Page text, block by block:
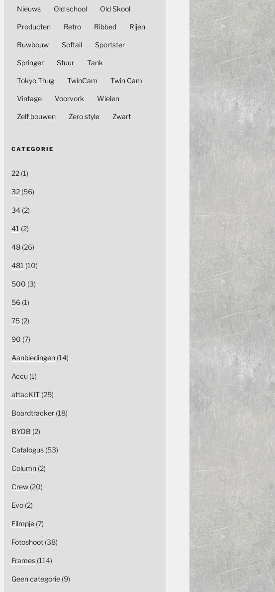
Nieuws Old school Old Skool
Producten Retro Ribbed Rijen
Ruwbouw Softail Sportster
Springer Stuur Tank
Tokyo Thug TwinCam Twin Cam
Vintage Voorvork Wielen
Zelf bouwen Zero style Zwart
CATEGORIE
22(1)
32(56)
34(2)
41 (2)
48(26)
481 (10)
500 (3)
56(1)
75(2)
90 (7)
Aanbiedingen(14)
Accu (1)
attacKIT(25)
Boardtracker(18)
BYOB (2)
Catalogus(53)
Column(2)
Crew(20)
Evo(2)
Filmpje(7)
Fotoshoot(38)
Frames(114)
Geen categorie(9)